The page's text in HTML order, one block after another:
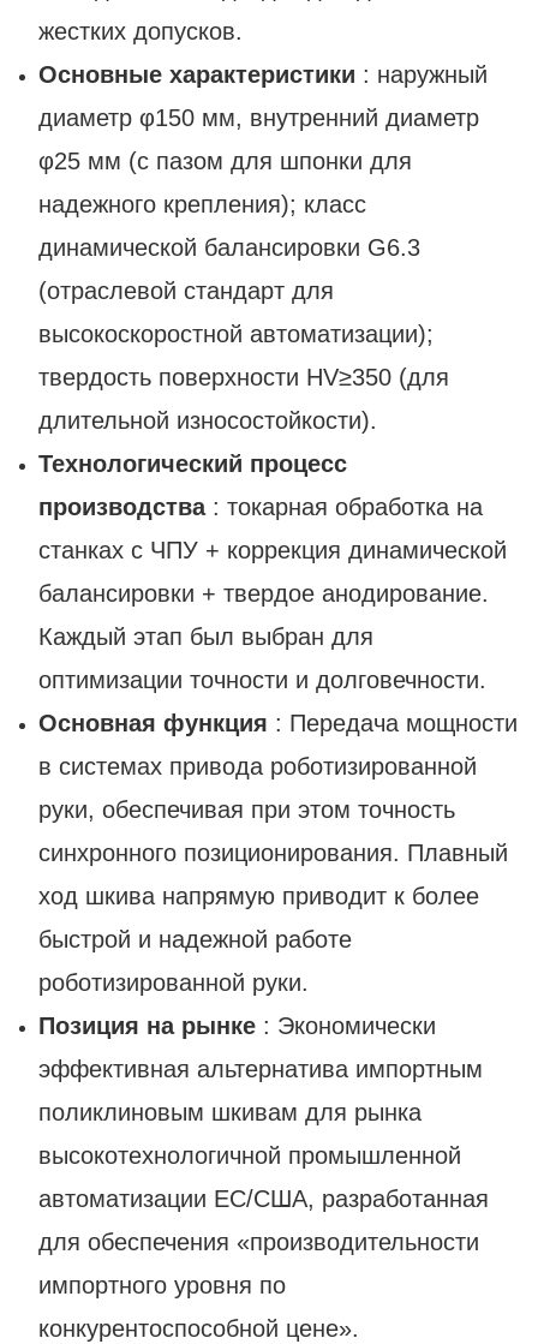
жестких допусков.
Основные характеристики : наружный
диаметр φ150 мм, внутренний диаметр
φ25 мм (с пазом для шпонки для
надежного крепления); класс
динамической балансировки G6.3
(отраслевой стандарт для
высокоскоростной автоматизации);
твердость поверхности HV≥350 (для
длительной износостойкости).
Технологический процесс
производства: токарная обработка на
станках с ЧПУ + коррекция динамической
балансировки + твердое анодирование.
Каждый этап был выбран для
оптимизации точности и долговечности.
Основная функция : Передача мощности
в системах привода роботизированной
руки, обеспечивая при этом точность
синхронного позиционирования. Плавный
ход шкива напрямую приводит к более
быстрой и надежной работе
роботизированной руки.
Позиция на рынке: Экономически
эффективная альтернатива импортным
поликлиновым шкивам для рынка
высокотехнологичной промышленной
автоматизации ЕС/США, разработанная
для обеспечения «производительности
импортного уровня по
конкурентоспособной цене».